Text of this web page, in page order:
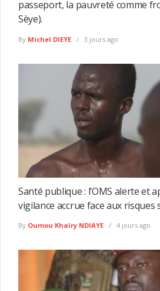
passeport, la pauvreté comme
Sèye).
By Michel DIEYE 3 jours ago
Santé publique : l’OMS alerte et
vigilance accrue face aux risques
By Oumou Khaïry NDIAYE 4 jours ago